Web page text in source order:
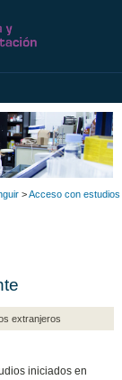
>Acceso con estudios
extranjeros
iniciados en